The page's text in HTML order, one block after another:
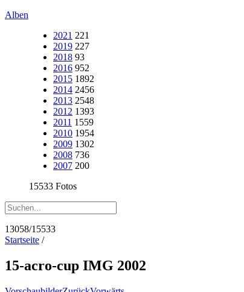
Alben
2021 221
2019 227
2018 93
2016 952
2015 1892
2014 2456
2013 2548
2012 1393
2011 1559
2010 1954
2009 1302
2008 736
2007 200
15533 Fotos
13058/15533
Startseite /
15-acro-cup IMG 2002